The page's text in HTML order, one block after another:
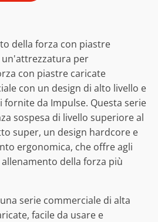
della forza con piastre
un'attrezzatura per
con piastre caricate
con un design di alto livello e
da Impulse. Questa serie
sospesa di livello superiore al
super, un design hardcore e
ergonomica, che offre agli
della forza più
serie commerciale di alta
facile da usare e